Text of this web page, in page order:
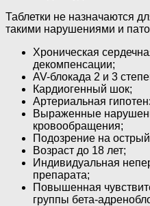
Таблетки не назначаются
такими нарушениями и
Хроническая
декомпенсации;
AV-блокада 2 и 3
Кардиогенный шок;
Артериальная
Выраженные
кровообращения;
Подозрение на
Возраст до 18 лет;
Индивидуальная
препарата;
Повышенная
группы бета-